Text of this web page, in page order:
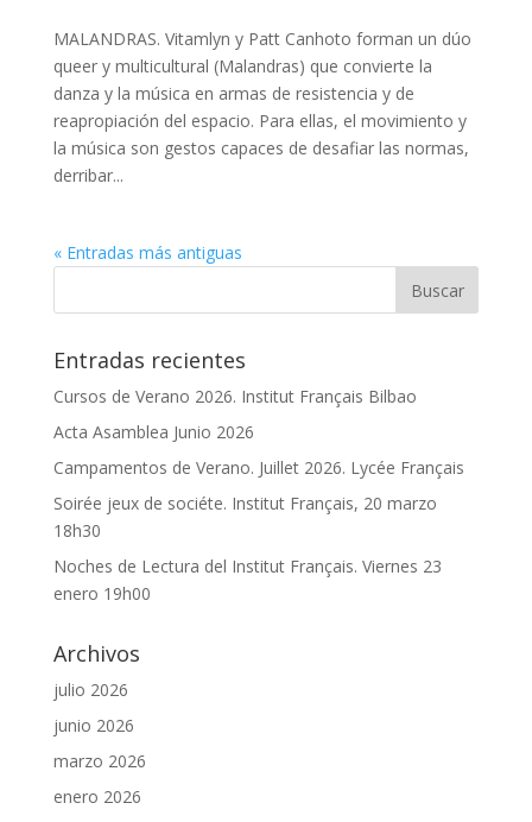
MALANDRAS. Vitamlyn y Patt Canhoto forman un dúo
queer y multicultural (Malandras) que convierte la
danza y la música en armas de resistencia y de
reapropiación del espacio. Para ellas, el movimiento y
la música son gestos capaces de desafiar las normas,
derribar...
« Entradas más antiguas
Entradas recientes
Cursos de Verano 2026. Institut Français Bilbao
Acta Asamblea Junio 2026
Campamentos de Verano. Juillet 2026. Lycée Français
Soirée jeux de sociéte. Institut Français, 20 marzo
18h30
Noches de Lectura del Institut Français. Viernes 23
enero 19h00
Archivos
julio 2026
junio 2026
marzo 2026
enero 2026